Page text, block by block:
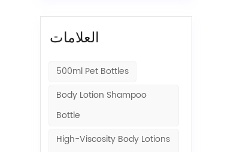
العلامات
500ml Pet Bottles
Body Lotion Shampoo
Bottle
High-Viscosity Body Lotions